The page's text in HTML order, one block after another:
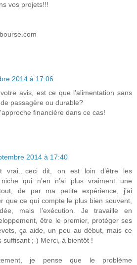
vos projets!!!
2014 à 17:06
avis, est ce que l'alimentation sans
passagère ou durable?
financière dans ce cas!
2014 à 17:40
vrai…ceci dit, on est loin d’être les
qui n’en n’ai plus vraiment une
de par ma petite expérience, j’ai
que ce qui compte le plus bien souvent,
mais l’exécution. Je travaille en
être le premier, protéger ses
ça aide, un peu au début, mais ce
suffisant ;-) Merci, à bientôt !
je pense que le problème